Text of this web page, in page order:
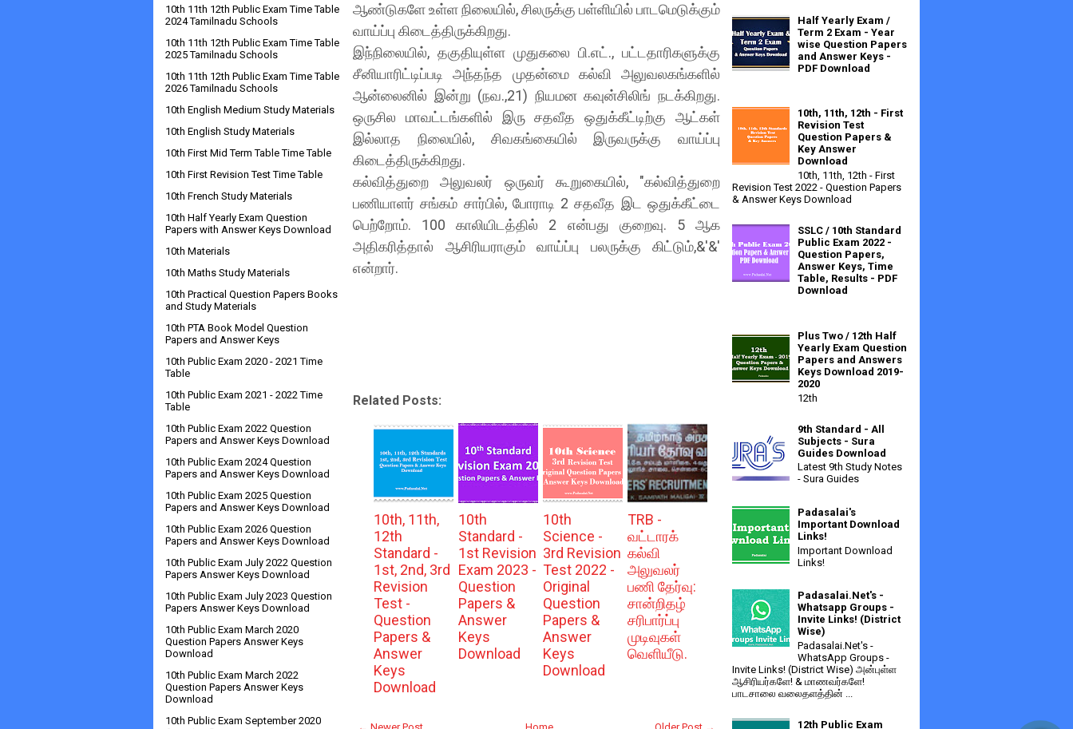
ஆண்டுகளே உள்ள நிலையில், சிலருக்கு பள்ளியில் பாடமெடுக்கும்
வாய்ப்பு கிடைத்திருக்கிறது.
இந்நிலையில், தகுதியுள்ள முதுகலை பி.எட்., பட்டதாரிகளுக்கு
சீனியாரிட்டிப்படி அந்தந்த முதன்மை கல்வி அலுவலகங்களில்
ஆன்லைனில் இன்று (நவ.,21) நியமன கவுன்சிலிங் நடக்கிறது.
ஒருசில மாவட்டங்களில் இரு சதவீத ஒதுக்கீட்டிற்கு ஆட்கள்
இல்லாத நிலையில், சிவகங்கையில் இருவருக்கு வாய்ப்பு
கிடைத்திருக்கிறது.
கல்வித்துறை அலுவலர் ஒருவர் கூறுகையில், "கல்வித்துறை
பணியாளர் சங்கம் சார்பில், போராடி 2 சதவீத இட ஒதுக்கீட்டை
பெற்றோம். 100 காலியிடத்தில் 2 என்பது குறைவு. 5 ஆக
அதிகரித்தால் ஆசிரியராகும் வாய்ப்பு பலருக்கு கிட்டும்,&'&'
என்றார்.
Related Posts:
10th, 11th,
12th
Standard -
1st, 2nd, 3rd
Revision
Test -
Question
Papers &
Answer
Keys
Download
10th
Standard -
1st Revision
Exam 2023 -
Question
Papers &
Answer
Keys
Download
10th
Science -
3rd Revision
Test 2022 -
Original
Question
Papers &
Answer
Keys
Download
TRB -
வட்டாரக்
கல்வி
அலுவலர்
பணி தேர்வு:
சான்றிதழ்
சரிபார்ப்பு
முடிவுகள்
வெளியீடு.
10th 11th 12th Public Exam Time Table
2024 Tamilnadu Schools
10th 11th 12th Public Exam Time Table
2025 Tamilnadu Schools
10th 11th 12th Public Exam Time Table
2026 Tamilnadu Schools
10th English Medium Study Materials
10th English Study Materials
10th First Mid Term Table Time Table
10th First Revision Test Time Table
10th French Study Materials
10th Half Yearly Exam Question
Papers with Answer Keys Download
10th Materials
10th Maths Study Materials
10th Practical Question Papers Books
and Study Materials
10th PTA Book Model Question
Papers and Answer Keys
10th Public Exam 2020 - 2021 Time
Table
10th Public Exam 2021 - 2022 Time
Table
10th Public Exam 2022 Question
Papers and Answer Keys Download
10th Public Exam 2024 Question
Papers and Answer Keys Download
10th Public Exam 2025 Question
Papers and Answer Keys Download
10th Public Exam 2026 Question
Papers and Answer Keys Download
10th Public Exam July 2022 Question
Papers Answer Keys Download
10th Public Exam July 2023 Question
Papers Answer Keys Download
10th Public Exam March 2020
Question Papers Answer Keys
Download
10th Public Exam March 2022
Question Papers Answer Keys
Download
10th Public Exam September 2020
Half Yearly Exam /
Term 2 Exam - Year
wise Question Papers
and Answer Keys -
PDF Download
10th, 11th, 12th - First
Revision Test
Question Papers &
Key Answer
Download
10th, 11th, 12th - First
Revision Test 2022 - Question Papers
& Answer Keys Download
SSLC / 10th Standard
Public Exam 2022 -
Question Papers,
Answer Keys, Time
Table, Results - PDF
Download
Plus Two / 12th Half
Yearly Exam Question
Papers and Answers
Keys Download 2019-
2020
12th
9th Standard - All
Subjects - Sura
Guides Download
Latest 9th Study Notes
- Sura Guides
Padasalai's
Important Download
Links!
Important Download
Links!
Padasalai.Net's -
Whatsapp Groups -
Invite Links! (District
Wise)
Padasalai.Net's -
WhatsApp Groups -
Invite Links! (District Wise) அன்புள்ள
ஆசிரியர்களே! & மாணவர்களே!
பாடசாலை வலைதளத்தின் ...
12th Public Exam